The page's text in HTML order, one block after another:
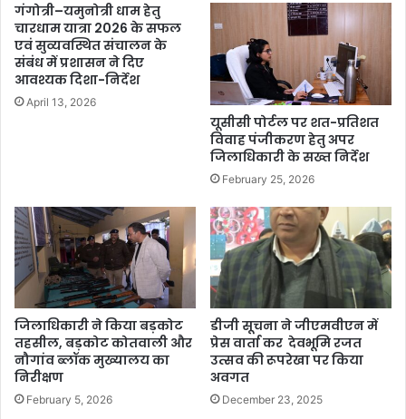
गंगोत्री–यमुनोत्री धाम हेतु
चारधाम यात्रा 2026 के सफल
एवं सुव्यवस्थित संचालन के
संबंध में प्रशासन ने दिए
आवश्यक दिशा-निर्देश
April 13, 2026
यूसीसी पोर्टल पर शत-प्रतिशत
विवाह पंजीकरण हेतु अपर
जिलाधिकारी के सख्त निर्देश
February 25, 2026
जिलाधिकारी ने किया बड़कोट
तहसील, बड़कोट कोतवाली और
नौगांव ब्लॉक मुख्यालय का
निरीक्षण
February 5, 2026
डीजी सूचना ने जीएमवीएन में
प्रेस वार्ता कर देवभूमि रजत
उत्सव की रूपरेखा पर किया
अवगत
December 23, 2025